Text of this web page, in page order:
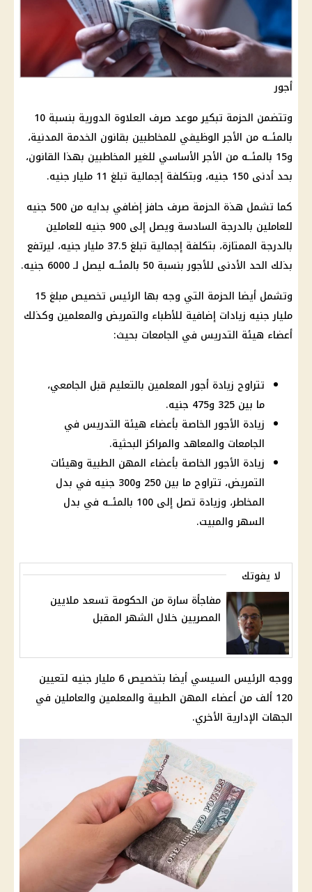
أجور
وتتضمن الحزمة تبكير موعد صرف العلاوة الدورية بنسبة 10
بالمئــه من الأجر الوظيفي للمخاطبين بقانون الخدمة المدنية،
و15 بالمئــه من الأجر الأساسي للغير المخاطبين بهذا القانون،
بحد أدنى 150 جنيه، وبتكلفة إجمالية تبلغ 11 مليار جنيه.
كما تشمل هذة الحزمة صرف حافز إضافي بدايه من 500 جنيه
للعاملين بالدرجة السادسة ويصل إلى 900 جنيه للعاملين
بالدرجة الممتازة، بتكلفة إجمالية تبلغ 37.5 مليار جنيه، ليرتفع
بذلك الحد الأدنى للأجور بنسبة 50 بالمئــه ليصل لـ 6000 جنيه.
وتشمل أيضا الحزمة التي وجه بها الرئيس تخصيص مبلغ 15
مليار جنيه زيادات إضافية للأطباء والتمريض والمعلمين وكذلك
أعضاء هيئة التدريس في الجامعات بحيث:
تتراوح زيادة أجور المعلمين بالتعليم قبل الجامعي،
ما بين 325 و475 جنيه.
زيادة الأجور الخاصة بأعضاء هيئة التدريس في
الجامعات والمعاهد والمراكز البحثية.
زيادة الأجور الخاصة بأعضاء المهن الطبية وهيئات
التمريض، تتراوح ما بين 250 و300 جنيه في بدل
المخاطر، وزيادة تصل إلى 100 بالمئــه في بدل
السهر والمبيت.
لا يفوتك
مفاجأة سارة من الحكومة تسعد ملايين
المصريين خلال الشهر المقبل
ووجه الرئيس السيسي أيضا بتخصيص 6 مليار جنيه لتعيين
120 ألف من أعضاء المهن الطبية والمعلمين والعاملين في
الجهات الإدارية الأخري.